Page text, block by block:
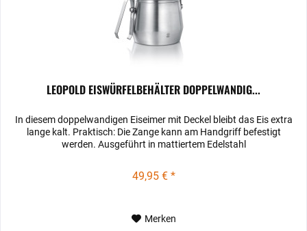
LEOPOLD EISWÜRFELBEHÄLTER DOPPELWANDIG...
In diesem doppelwandigen Eiseimer mit Deckel bleibt das Eis extra
lange kalt. Praktisch: Die Zange kann am Handgriff befestigt
werden. Ausgeführt in mattiertem Edelstahl
49,95 € *
Merken